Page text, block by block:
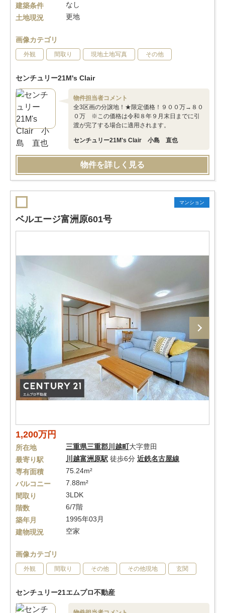
建築条件
なし
土地現況
更地
画像カテゴリ
外観 間取り 現地土地写真 その他
センチュリー21M's Clair
物件担当者コメント
全3区画の分譲地！★限定価格！９００万→８０
０万 ※この価格は令和８年９月末日までに引
渡が完了する場合に適用されます。
センチュリー21M's Clair 小島 直也
物件を詳しく見る
マンション
ベルエージ富洲原601号
1,200万円
所在地 三重県三重郡川越町大字豊田
最寄り駅
川越富洲原駅 徒歩6分 近鉄名古屋線
専有面積
75.24m²
バルコニー
7.88m²
間取り
3LDK
階数
6/7階
築年月
1995年03月
建物現況
空家
画像カテゴリ
外観 間取り その他 その他現地 玄関
センチュリー21エムプロ不動産